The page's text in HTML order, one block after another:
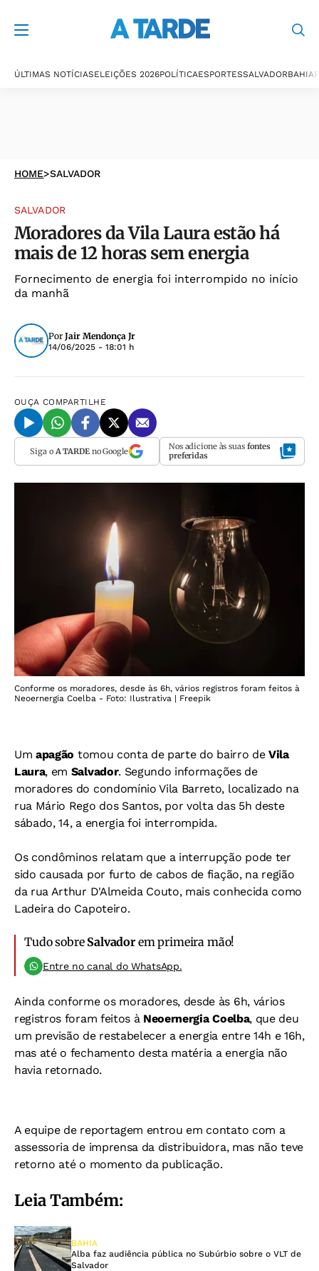
ÚLTIMAS NOTÍCIASELEIÇÕES 2026POLÍTICAESPORTESSALVADORBAHIA
HOME>SALVADOR
SALVADOR
Moradores da Vila Laura estão há
mais de 12 horas sem energia
Fornecimento de energia foi interrompido no início
da manhã
Por Jair Mendonça Jr
14/06/2025 - 18:01 h
OUÇA COMPARTILHE
Siga o A TARDEno Google Nos adicione às suas fontes
preferidas
Conforme os moradores, desde às 6h, vários registros foram feitos à
Neoernergia Coelba - Foto: Ilustrativa | Freepik
Umapagão tomou conta de parte do bairro de Vila
Laura, em Salvador. Segundo informações de
moradores do condomínio Vila Barreto, localizado na
rua Mário Rego dos Santos, por volta das 5h deste
sábado, 14, a energia foi interrompida.
Os condôminos relatam que a interrupção pode ter
sido causada por furto de cabos de fiação, na região
da rua Arthur D'Almeida Couto, mais conhecida como
Ladeira do Capoteiro.
Tudo sobre Salvadorem primeira mão!
Entre no canal do WhatsApp.
Ainda conforme os moradores, desde às 6h, vários
registros foram feitos à Neoernergia Coelba, que deu
um previsão de restabelecer a energia entre 14h e 16h,
mas até o fechamento desta matéria a energia não
havia retornado.
A equipe de reportagem entrou em contato com a
assessoria de imprensa da distribuidora, mas não teve
retorno até o momento da publicação.
Leia Também:
BAHIA
Alba faz audiência pública no Subúrbio sobre o VLT de
Salvador